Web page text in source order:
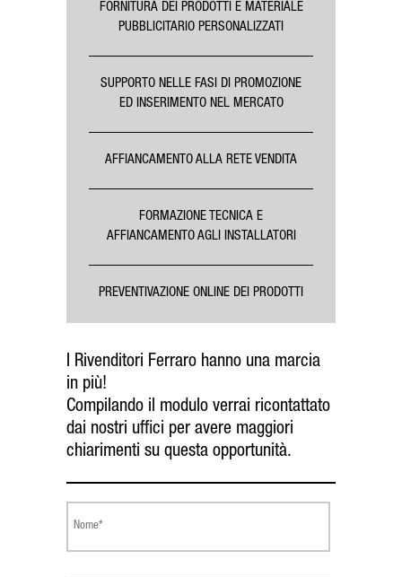
FORNITURA DEI PRODOTTI E MATERIALE
PUBBLICITARIO PERSONALIZZATI
SUPPORTO NELLE FASI DI PROMOZIONE
ED INSERIMENTO NEL MERCATO
AFFIANCAMENTO ALLA RETE VENDITA
FORMAZIONE TECNICA E
AFFIANCAMENTO AGLI INSTALLATORI
PREVENTIVAZIONE ONLINE DEI PRODOTTI
I Rivenditori Ferraro hanno una marcia
in più!
Compilando il modulo verrai ricontattato
dai nostri uffici per avere maggiori
chiarimenti su questa opportunità.